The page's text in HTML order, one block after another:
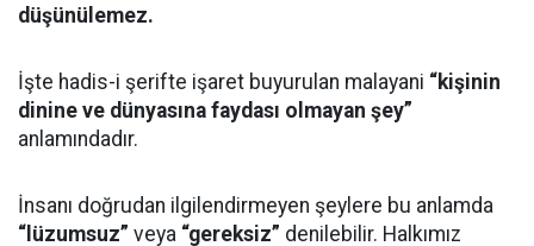
düşünülemez.
İşte hadis-i şerifte işaret buyurulan malayani “kişinin
dinine ve dünyasına faydası olmayan şey”
anlamındadır.
İnsanı doğrudan ilgilendirmeyen şeylere bu anlamda
“lüzumsuz” veya “gereksiz” denilebilir. Halkımız